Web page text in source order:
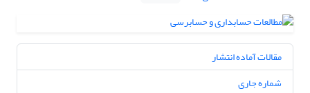
مقالات آماده انتشار
شماره جاری